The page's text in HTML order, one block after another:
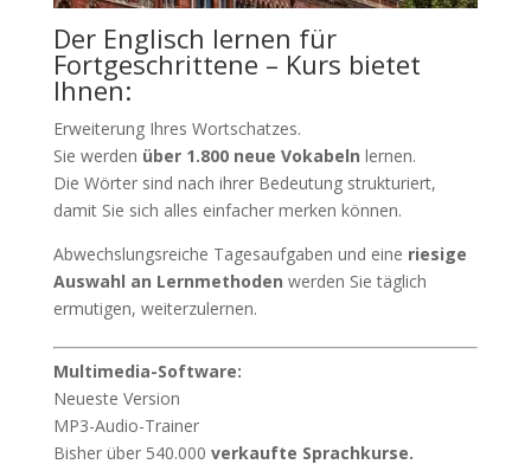
Der Englisch lernen für
Fortgeschrittene – Kurs bietet
Ihnen:
Erweiterung Ihres Wortschatzes.
Sie werden über 1.800 neue Vokabeln lernen.
Die Wörter sind nach ihrer Bedeutung strukturiert,
damit Sie sich alles einfacher merken können.
Abwechslungsreiche Tagesaufgaben und eine riesige
Auswahl an Lernmethoden werden Sie täglich
ermutigen, weiterzulernen.
Multimedia-Software:
Neueste Version
MP3-Audio-Trainer
Bisher über 540.000 verkaufte Sprachkurse.